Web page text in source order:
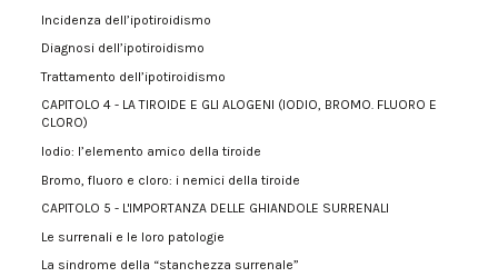
Incidenza dell’ipotiroidismo
Diagnosi dell’ipotiroidismo
Trattamento dell’ipotiroidismo
CAPITOLO 4 - LA TIROIDE E GLI ALOGENI (IODIO, BROMO. FLUORO E
CLORO)
Iodio: l’elemento amico della tiroide
Bromo, fluoro e cloro: i nemici della tiroide
CAPITOLO 5 - L'IMPORTANZA DELLE GHIANDOLE SURRENALI
Le surrenali e le loro patologie
La sindrome della “stanchezza surrenale”